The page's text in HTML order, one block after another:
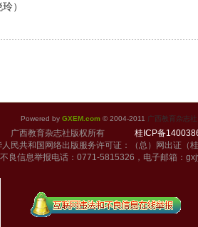
）
Powered by GXEM.com © 2004-2011 广西教育杂志社
广西教育杂志社版权所有 桂ICP备
人民共和国网络出版服务许可证：（总）网出证（
良信息举报电话：0771-5815326，电子邮箱：